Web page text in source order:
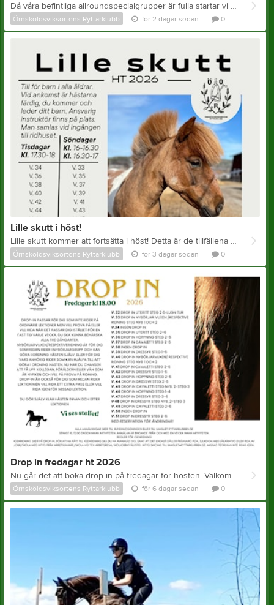
Då våra befintliga allroundspecialgrupper är fulla startar vi en ny på måndagar kl 19.00. Vi har också två platser lediga i vår dressyrspecial på söndagar kl 19.00 Välkommen om du vill rida en dag till i veckan!
Örnsköldsviksortens Ryttarklubb för 2 dagar sedan 0
Lille skutt i höst!
Lille skutt kommer att fortsätta i höst! Detta är de tillfällena som finns under hösten och det är först till kvarn på anmälan. Anmälan sker till emma.holstrom-oberg@ryttarklubben.se
Örnsköldsviksortens Ryttarklubb för 3 dagar sedan 0
Drop in fredagar ht 2026
Nu går det att boka drop in på fredagar för hösten. Välkommen!
Örnsköldsviksortens Ryttarklubb för 6 dagar sedan 0